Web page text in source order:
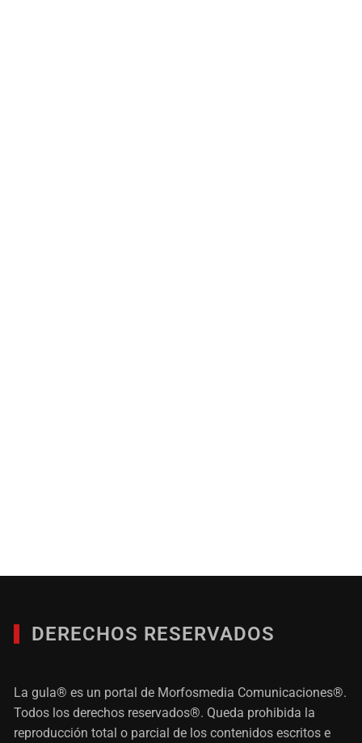
DERECHOS RESERVADOS
La gula® es un portal de Morfosmedia Comunicaciones®.
Todos los derechos reservados®. Queda prohibida la
reproducción total o parcial de los contenidos escritos e